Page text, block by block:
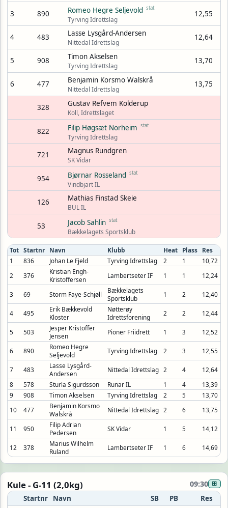
3 890 Romeo Hegre Seljevold stat
Tyrving Idrettslag
12,55
4 483 Lasse Lysgård-Andersen
Nittedal Idrettslag
12,64
5 908 Timon Akselsen
Tyrving Idrettslag
13,70
6 477 Benjamin Korsmo Walskrå
Nittedal Idrettslag
13,75
328 Gustav Refvem Kolderup
Koll, Idrettslaget
822 Filip Høgsæt Norheim stat
Tyrving Idrettslag
721 Magnus Rundgren
SK Vidar
954 Bjørnar Rosseland stat
Vindbjart IL
126 Mathias Finstad Skeie
BUL IL
53 Jacob Sahlin stat
Bækkelagets Sportsklub
Tot Startnr Navn Klubb Heat Plass
Res
1
836 Johan Le Fjeld Tyrving Idrettslag 2 1
10,72
2
376
Kristian Engh-
Kristoffersen
Lambertseter IF 1 1 12,24
3 69 Storm Faye-Schjøll
Bækkelagets
Sportsklub
1 2 12,40
4 495
Erik Bækkevold
Kloster
Nøtterøy
Idrettsforening
2 2 12,44
5 503
Jesper Kristoffer
Jensen
Pioner Friidrett 1 3 12,52
6 890
Romeo Hegre
Seljevold
Tyrving Idrettslag 2 3 12,55
7 483
Lasse Lysgård-
Andersen
Nittedal Idrettslag 2 4
12,64
8
578 Sturla Sigurdsson Runar IL 1 4
13,39
9
908 Timon Akselsen Tyrving Idrettslag 2 5
13,70
10
477
Benjamin Korsmo
Walskrå
Nittedal Idrettslag 2 6 13,75
11 950
Filip Adrian
Pedersen
SK Vidar 1 5 14,12
12 378
Marius Wilhelm
Ruland
Lambertseter IF 1 6 14,69
Kule - G-11 (2,0kg) 09:30 ⊞
Startnr Navn SB PB Res